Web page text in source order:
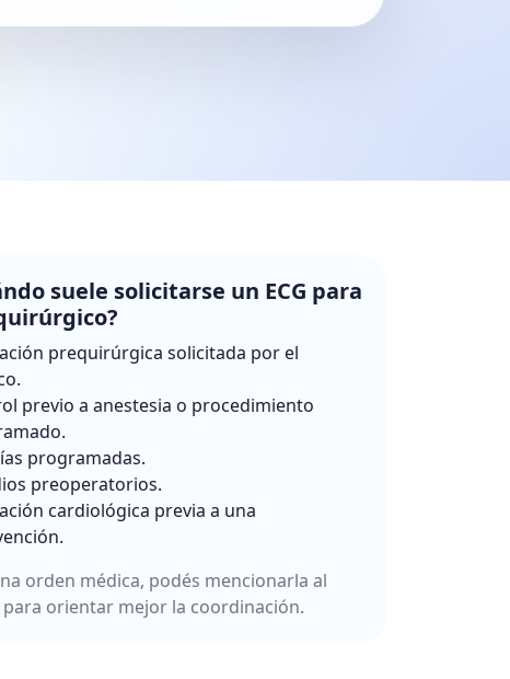
suele solicitarse un ECG para
prequirúrgica solicitada por el
previo a anestesia o procedimiento
programadas.
preoperatorios.
cardiológica previa a una
orden médica, podés mencionarla al
orientar mejor la coordinación.